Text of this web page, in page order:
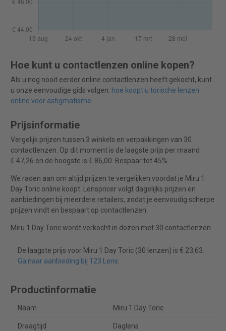
Hoe kunt u contactlenzen online kopen?
Als u nog nooit eerder online contactlenzen heeft gekocht, kunt
u onze eenvoudige gids volgen: hoe koopt u torische lenzen
online voor astigmatisme.
Prijsinformatie
Vergelijk prijzen tussen 3 winkels en verpakkingen van 30
contactlenzen. Op dit moment is de laagste prijs per maand
€ 47,26 en de hoogste is € 86,00. Bespaar tot 45%.
We raden aan om altijd prijzen te vergelijken voordat je Miru 1
Day Toric online koopt. Lenspricer volgt dagelijks prijzen en
aanbiedingen bij meerdere retailers, zodat je eenvoudig scherpe
prijzen vindt en bespaart op contactlenzen.
Miru 1 Day Toric wordt verkocht in dozen met 30 contactlenzen.
De laagste prijs voor Miru 1 Day Toric (30 lenzen) is € 23,63.
Ga naar aanbieding bij 123 Lens.
Productinformatie
Naam Miru 1 Day Toric
Draagtijd Daglens